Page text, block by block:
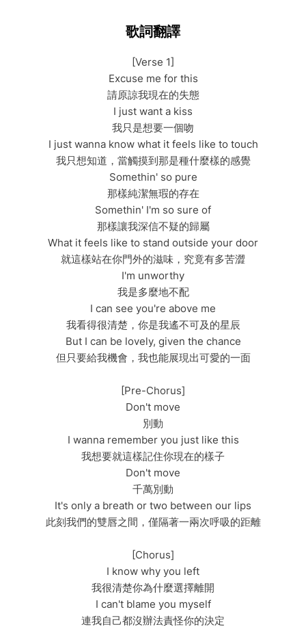
歌詞翻譯
[Verse 1]
Excuse me for this
請原諒我現在的失態
I just want a kiss
我只是想要一個吻
I just wanna know what it feels like to touch
我只想知道，當觸摸到那是種什麼樣的感覺
Somethin' so pure
那樣純潔無瑕的存在
Somethin' I'm so sure of
那樣讓我深信不疑的歸屬
What it feels like to stand outside your door
就這樣站在你門外的滋味，究竟有多苦澀
I'm unworthy
我是多麼地不配
I can see you're above me
我看得很清楚，你是我遙不可及的星辰
But I can be lovely, given the chance
但只要給我機會，我也能展現出可愛的一面
[Pre-Chorus]
Don't move
別動
I wanna remember you just like this
我想要就這樣記住你現在的樣子
Don't move
千萬別動
It's only a breath or two between our lips
此刻我們的雙唇之間，僅隔著一兩次呼吸的距離
[Chorus]
I know why you left
我很清楚你為什麼選擇離開
I can't blame you myself
連我自己都沒辦法責怪你的決定